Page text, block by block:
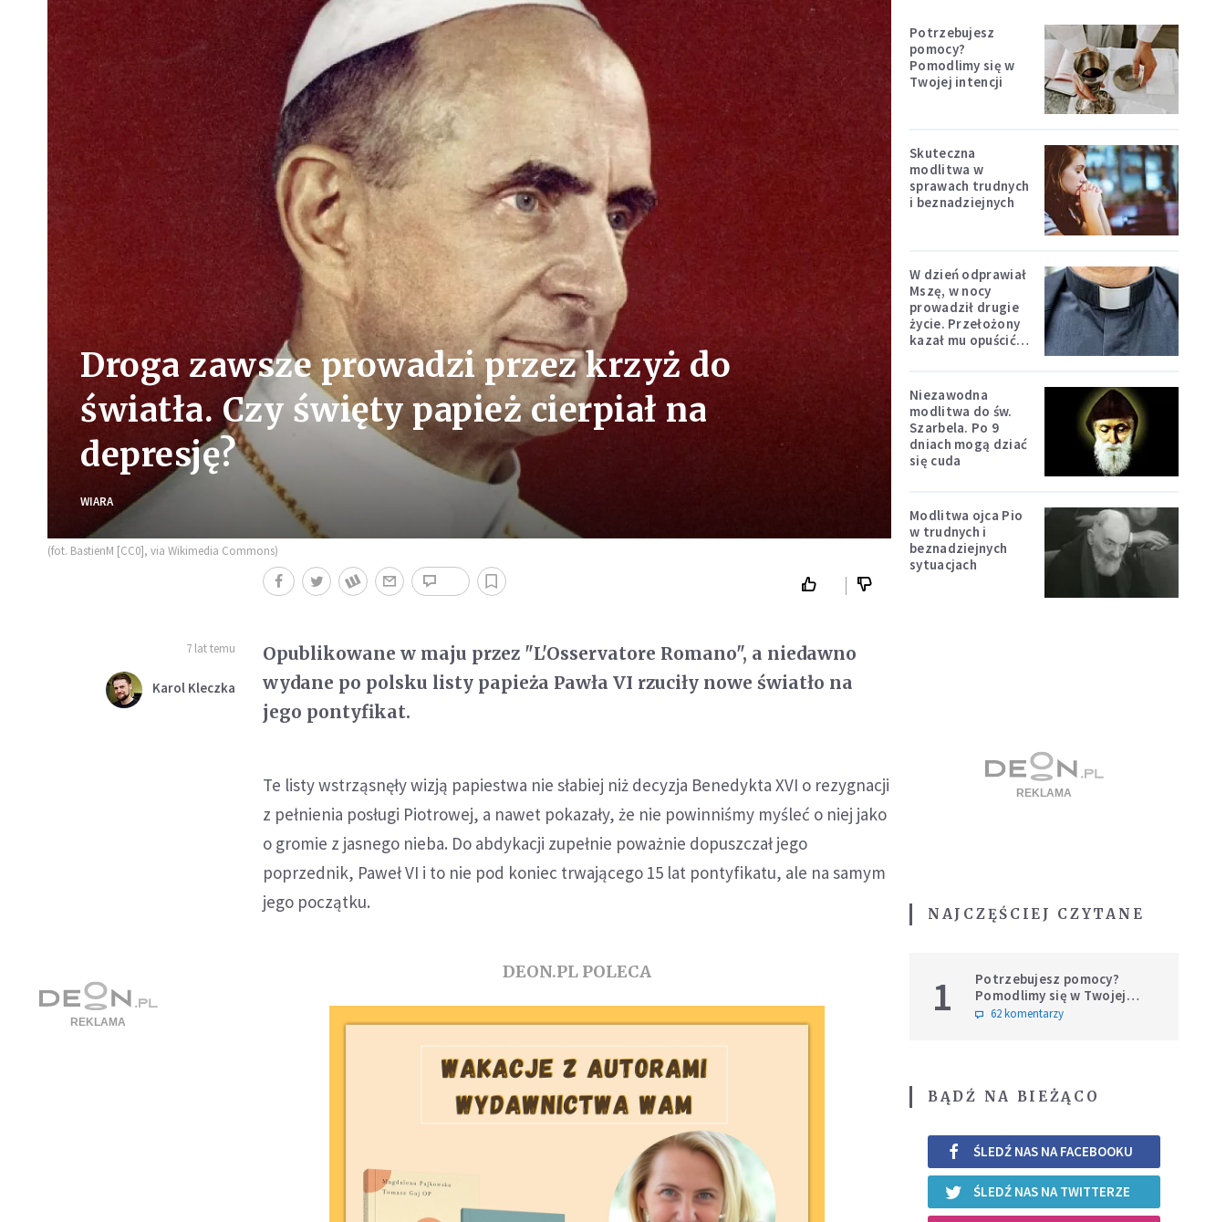
Droga zawsze prowadzi przez krzyż do
światła. Czy święty papież cierpiał na
depresję?
WIARA
(fot. BastienM [CC0], via Wikimedia Commons)
7 lat temu
Karol Kleczka
Opublikowane w maju przez "L'Osservatore Romano", a niedawno
wydane po polsku listy papieża Pawła VI rzuciły nowe światło na
jego pontyfikat.
Te listy wstrząsnęły wizją papiestwa nie słabiej niż decyzja Benedykta XVI o rezygnacji
z pełnienia posługi Piotrowej, a nawet pokazały, że nie powinniśmy myśleć o niej jako
o gromie z jasnego nieba. Do abdykacji zupełnie poważnie dopuszczał jego
poprzednik, Paweł VI i to nie pod koniec trwającego 15 lat pontyfikatu, ale na samym
jego początku.
DEON.PL POLECA
Potrzebujesz
pomocy?
Pomodlimy się w
Twojej intencji
Skuteczna
modlitwa w
sprawach trudnych
i beznadziejnych
W dzień odprawiał
Mszę, w nocy
prowadził drugie
życie. Przełożony
kazał mu opuścić
Niezawodna
modlitwa do św.
Szarbela. Po 9
dniach mogą dziać
się cuda
Modlitwa ojca Pio
w trudnych i
beznadziejnych
sytuacjach
NAJCZĘŚCIEJ CZYTANE
1
Potrzebujesz pomocy?
Pomodlimy się w Twojej
intencji
62 komentarzy
BĄDŹ NA BIEŻĄCO
ŚLEDŹ NAS NA FACEBOOKU
ŚLEDŹ NAS NA TWITTERZE